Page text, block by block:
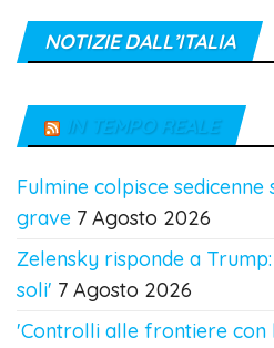
NOTIZIE DALL’ITALIA
IN TEMPO REALE
Fulmine colpisce sedicenne
grave 7 Agosto 2026
Zelensky risponde a
soli' 7 Agosto 2026
'Controlli alle frontiere con